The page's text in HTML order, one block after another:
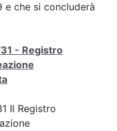
e che si concluderà
- Registro
Il Registro